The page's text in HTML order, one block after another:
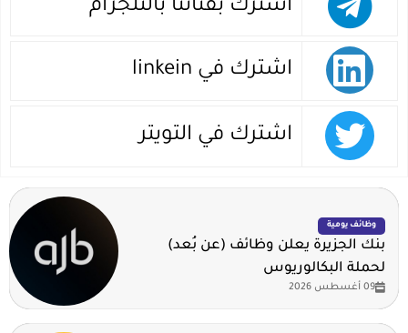
اشترك بقناتنا بالتلجرام
اشترك في linkein
اشترك في التويتر
وظائف يومية
بنك الجزيرة يعلن وظائف (عن بُعد)
لحملة البكالوريوس
09 أغسطس 2026